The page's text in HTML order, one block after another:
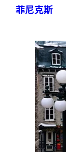
菲尼克斯